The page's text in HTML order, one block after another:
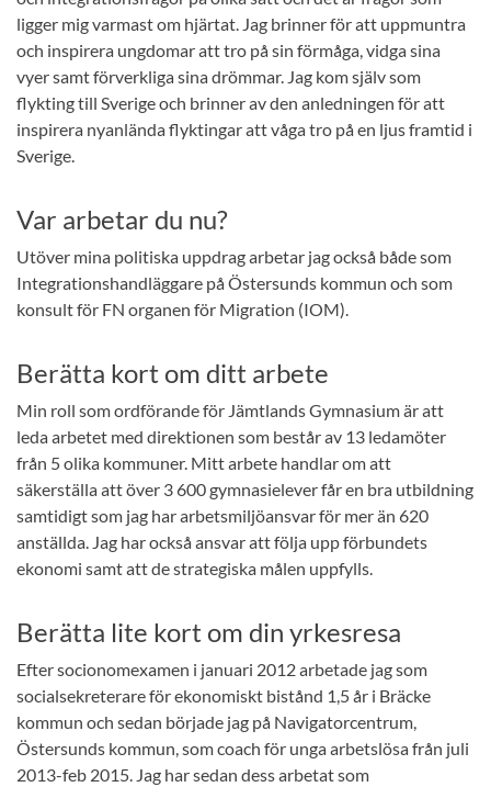
ligger mig varmast om hjärtat. Jag brinner för att uppmuntra
och inspirera ungdomar att tro på sin förmåga, vidga sina
vyer samt förverkliga sina drömmar. Jag kom själv som
flykting till Sverige och brinner av den anledningen för att
inspirera nyanlända flyktingar att våga tro på en ljus framtid i
Sverige.
Var arbetar du nu?
Utöver mina politiska uppdrag arbetar jag också både som
Integrationshandläggare på Östersunds kommun och som
konsult för FN organen för Migration (IOM).
Berätta kort om ditt arbete
Min roll som ordförande för Jämtlands Gymnasium är att
leda arbetet med direktionen som består av 13 ledamöter
från 5 olika kommuner. Mitt arbete handlar om att
säkerställa att över 3 600 gymnasielever får en bra utbildning
samtidigt som jag har arbetsmiljöansvar för mer än 620
anställda. Jag har också ansvar att följa upp förbundets
ekonomi samt att de strategiska målen uppfylls.
Berätta lite kort om din yrkesresa
Efter socionomexamen i januari 2012 arbetade jag som
socialsekreterare för ekonomiskt bistånd 1,5 år i Bräcke
kommun och sedan började jag på Navigatorcentrum,
Östersunds kommun, som coach för unga arbetslösa från juli
2013-feb 2015. Jag har sedan dess arbetat som